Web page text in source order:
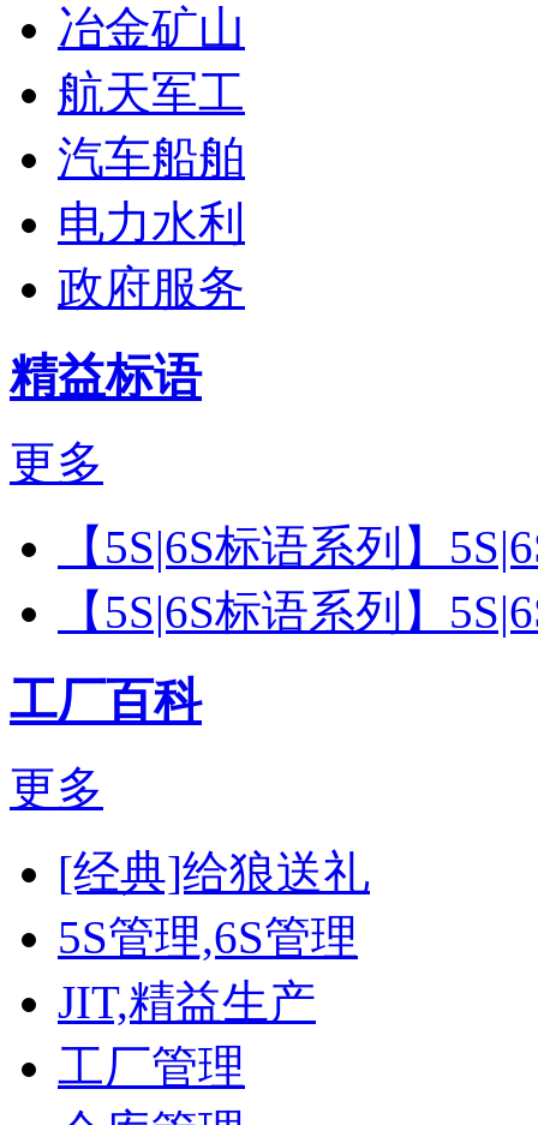
冶金矿山
航天军工
汽车船舶
电力水利
政府服务
精益标语
更多
【5S|6S标语系列】
【5S|6S标语系列】
工厂百科
更多
[经典]给狼送礼
5S管理,6S管理
JIT,精益生产
工厂管理